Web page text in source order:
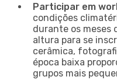
Participar em
condições
durante os meses
altura para se
cerâmica,
época baixa
grupos mais